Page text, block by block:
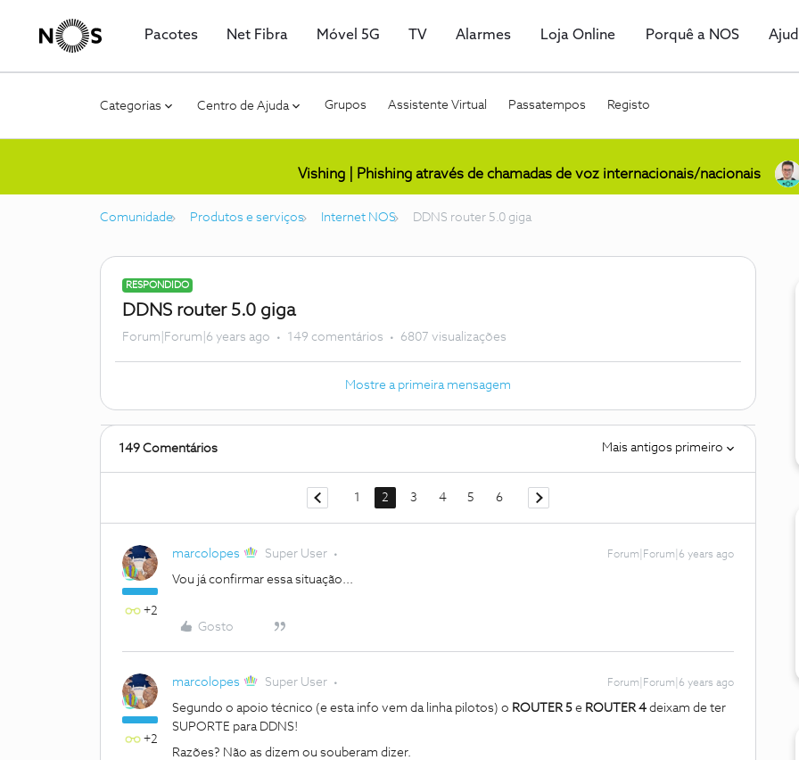
Pacotes Net Fibra Móvel 5G TV Alarmes Loja Online Porquê a NOS
Categorias Centro de Ajuda Grupos Assistente Virtual Passatempos Registo
Vishing | Phishing através de chamadas de voz internacionais/nacionais
Comunidade Produtos e serviços Internet NOS DDNS router 5.0 giga
RESPONDIDO
DDNS router 5.0 giga
Forum|Forum|6 years ago 149 comentários 6807 visualizações
Mostre a primeira mensagem
149 Comentários Mais antigos primeiro
1 2 3 4 5 6
+2
marcolopes Super User Forum|Forum|6 years ago
Vou já confirmar essa situação...
Gosto
+2
marcolopes Super User Forum|Forum|6 years ago
Segundo o apoio técnico (e esta info vem da linha pilotos) o ROUTER 5 e ROUTER 4 deixam de ter
SUPORTE para DDNS!
Razões? Não as dizem ou souberam dizer.